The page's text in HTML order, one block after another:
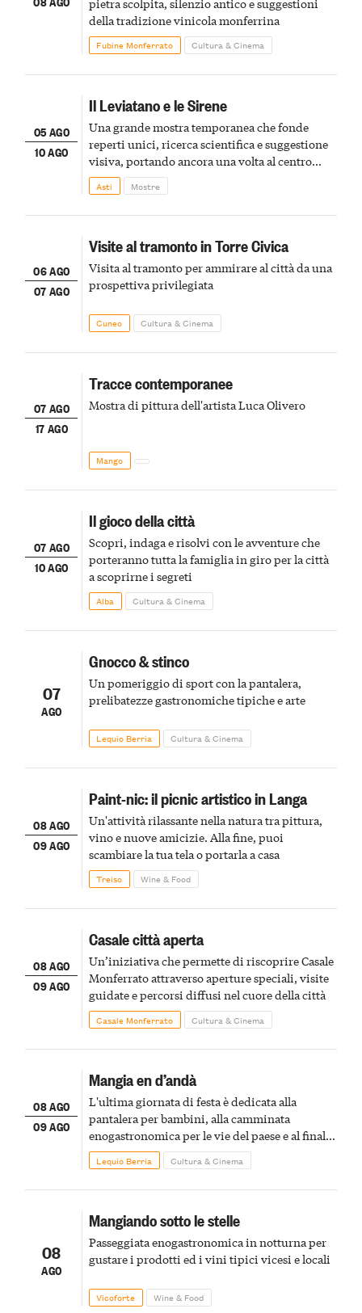
della tradizione vinicola monferrina
Fubine Monferrato Cultura & Cinema
05 AGO
10 AGO
Il Leviatano e le Sirene
Una grande mostra temporanea che fonde
reperti unici, ricerca scientifica e suggestione
visiva, portando ancora una volta al centro
della scena le meraviglie del passato astigiano
Asti Mostre
06 AGO
07 AGO
Visite al tramonto in Torre Civica
Visita al tramonto per ammirare al città da una
prospettiva privilegiata
Cuneo Cultura & Cinema
07 AGO
17 AGO
Tracce contemporanee
Mostra di pittura dell'artista Luca Olivero
Mango
07 AGO
10 AGO
Il gioco della città
Scopri, indaga e risolvi con le avventure che
porteranno tutta la famiglia in giro per la città
a scoprirne i segreti
Alba Cultura & Cinema
07
AGO
Gnocco & stinco
Un pomeriggio di sport con la pantalera,
prelibatezze gastronomiche tipiche e arte
Lequio Berria Cultura & Cinema
08 AGO
09 AGO
Paint-nic: il picnic artistico in Langa
Un'attività rilassante nella natura tra pittura,
vino e nuove amicizie. Alla fine, puoi
scambiare la tua tela o portarla a casa
Treiso Wine & Food
08 AGO
09 AGO
Casale città aperta
Un’iniziativa che permette di riscoprire Casale
Monferrato attraverso aperture speciali, visite
guidate e percorsi diffusi nel cuore della città
Casale Monferrato Cultura & Cinema
08 AGO
09 AGO
Mangia en d’andà
L'ultima giornata di festa è dedicata alla
pantalera per bambini, alla camminata
enogastronomica per le vie del paese e al finale
pirotecnico
Lequio Berria Cultura & Cinema
08
AGO
Mangiando sotto le stelle
Passeggiata enogastronomica in notturna per
gustare i prodotti ed i vini tipici vicesi e locali
Vicoforte Wine & Food